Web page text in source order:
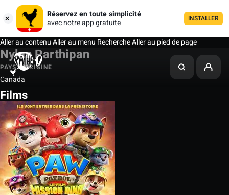
Réservez en toute simplicité
avec notre app gratuite
INSTALLER
Aller au contenuAller au menu RechercheAller au pied de page
Nylan Parthipan
PAYS D'ORIGINE
Canada
Films